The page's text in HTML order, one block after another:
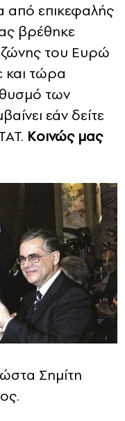
από επικεφαλής
βρέθηκε
ζώνης του Ευρώ
και τώρα
των
εάν δείτε
Κοινώς μας
Σημίτη